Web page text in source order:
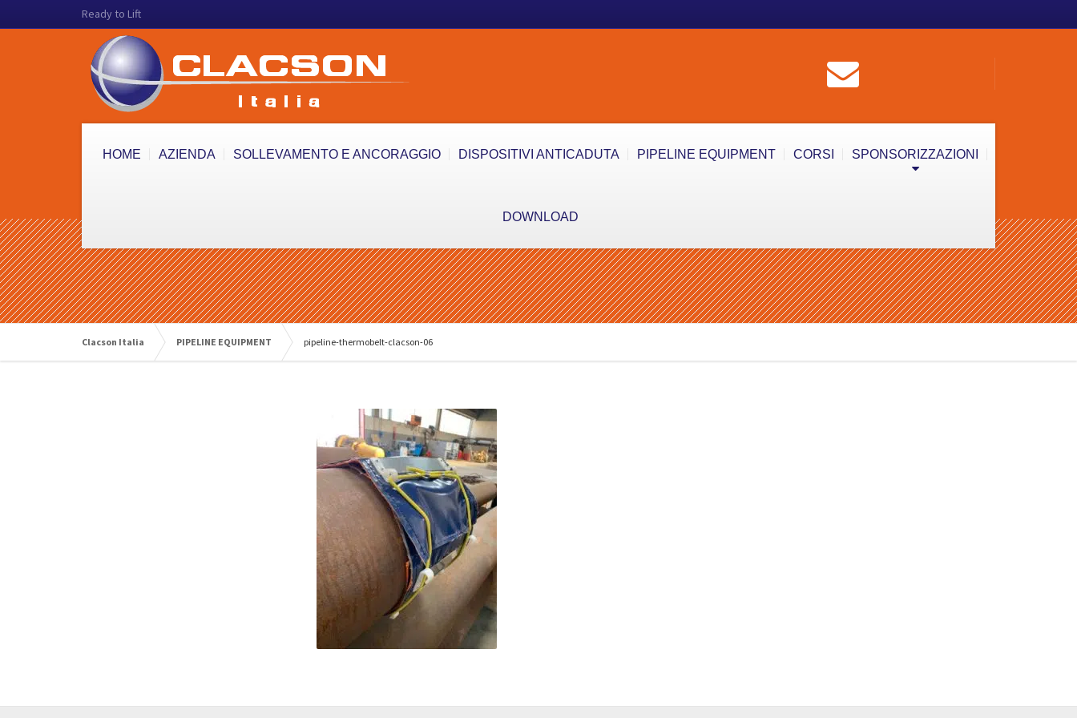
Ready to Lift
HOME AZIENDA SOLLEVAMENTO E ANCORAGGIO DISPOSITIVI ANTICADUTA PIPELINE EQUIPMENT CORSI SPONSORIZZAZIONI
DOWNLOAD
Clacson Italia PIPELINE EQUIPMENT pipeline-thermobelt-clacson-06